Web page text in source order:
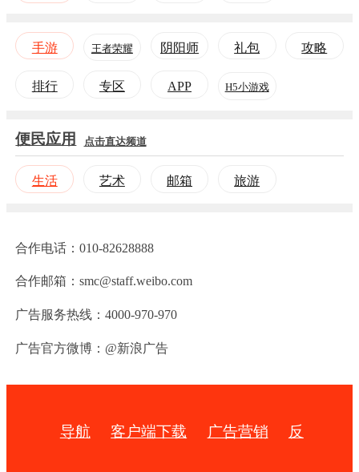
手游 王者荣耀 阴阳师 礼包 攻略
排行 专区 APP H5小游戏
便民应用 点击直达频道
生活 艺术 邮箱 旅游
合作电话：010-82628888
合作邮箱：smc@staff.weibo.com
广告服务热线：4000-970-970
广告官方微博：@新浪广告
导航 客户端下载 广告营销 反